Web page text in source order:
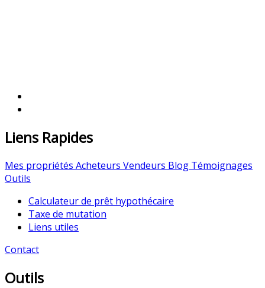
Liens Rapides
Mes propriétés Acheteurs Vendeurs Blog Témoignages
Outils
Calculateur de prêt hypothécaire
Taxe de mutation
Liens utiles
Contact
Outils